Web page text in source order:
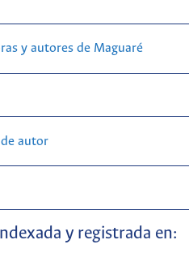
y autores de Maguaré
autor
y registrada en: